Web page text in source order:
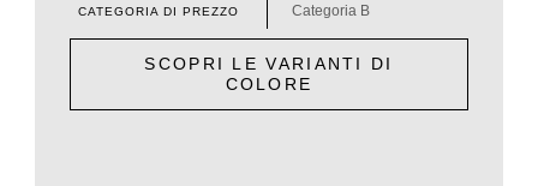
CATEGORIA DI PREZZO Categoria B
SCOPRI LE VARIANTI DI
COLORE